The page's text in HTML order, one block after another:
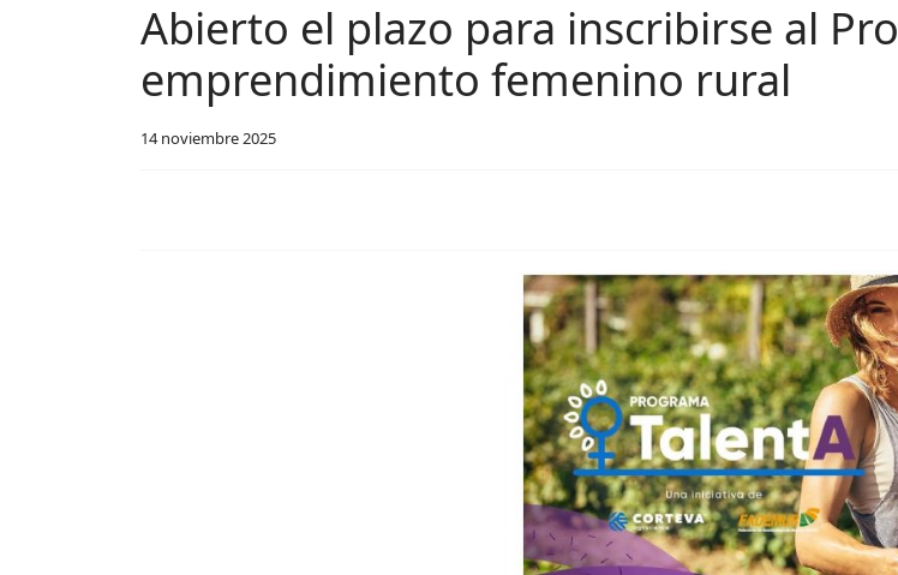
Abierto el plazo para inscribirse al
emprendimiento femenino rural
14 noviembre 2025